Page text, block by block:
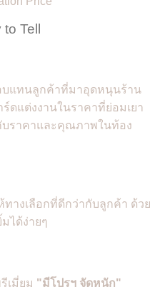
Tell
บแทนลูกค้าที่มาอุดหนุนร้าน
ร์ดแต่งงานในราคาที่ย่อมเยา
บราคาและคุณภาพในท้อง
างเลือกที่ดีกว่ากับลูกค้า ด้วย
ได้ง่ายๆ
เมี่ยม "มีโปรฯ จัดหนัก"